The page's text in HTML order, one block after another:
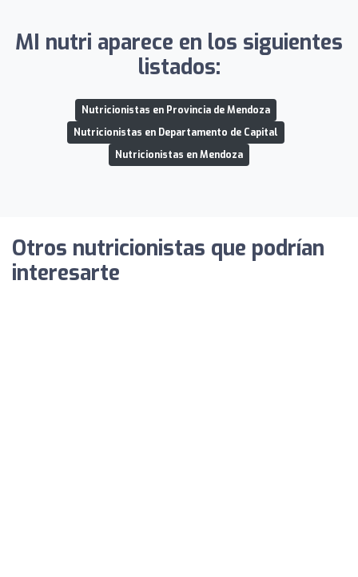
MI nutri aparece en los siguientes
listados:
Nutricionistas en Provincia de Mendoza
Nutricionistas en Departamento de Capital
Nutricionistas en Mendoza
Otros nutricionistas que podrían
interesarte